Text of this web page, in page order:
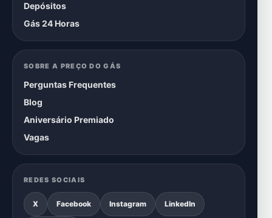
Depósitos
Gás 24 Horas
SOBRE A PREÇO DO GÁS
Perguntas Frequentes
Blog
Aniversário Premiado
Vagas
REDES SOCIAIS
X Facebook Instagram LinkedIn